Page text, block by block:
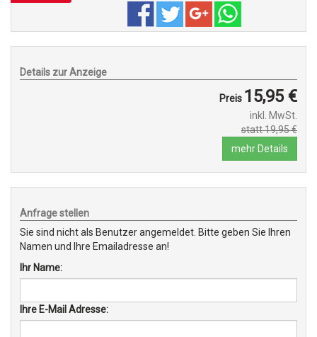
Details zur Anzeige
Preis 15,95 €
inkl. MwSt.
statt 19,95 €
mehr Details
Anfrage stellen
Sie sind nicht als Benutzer angemeldet. Bitte geben Sie Ihren
Namen und Ihre Emailadresse an!
Ihr Name:
Ihre E-Mail Adresse: